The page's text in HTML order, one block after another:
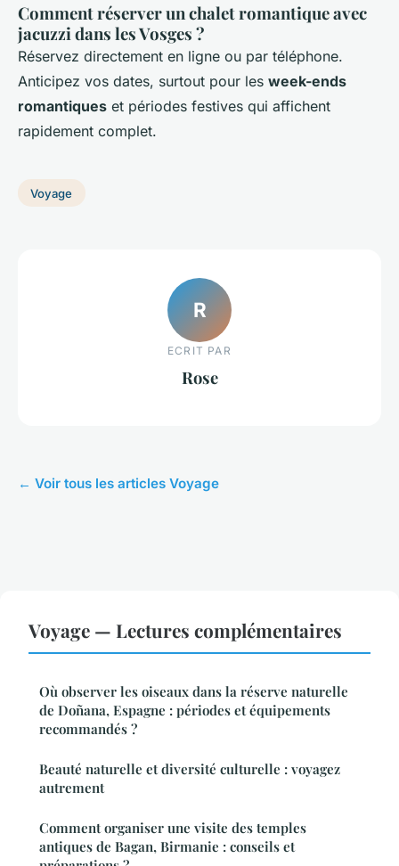
Comment réserver un chalet romantique avec
jacuzzi dans les Vosges ?
Réservez directement en ligne ou par téléphone.
Anticipez vos dates, surtout pour les week-ends
romantiques et périodes festives qui affichent
rapidement complet.
Voyage
R
ECRIT PAR
Rose
← Voir tous les articles Voyage
Voyage — Lectures complémentaires
Où observer les oiseaux dans la réserve naturelle
de Doñana, Espagne : périodes et équipements
recommandés ?
Beauté naturelle et diversité culturelle : voyagez
autrement
Comment organiser une visite des temples
antiques de Bagan, Birmanie : conseils et